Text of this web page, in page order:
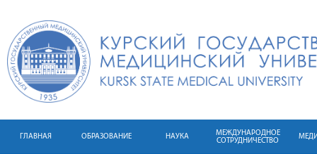
ГЛАВНАЯ ОБРАЗОВАНИЕ НАУКА
МЕЖДУНАРОДНОЕ
СОТРУДНИЧЕСТВО